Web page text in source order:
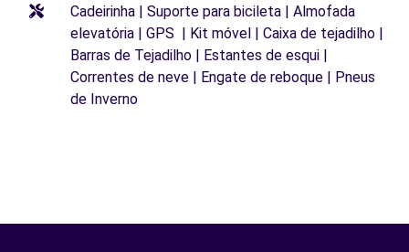
Cadeirinha | Suporte para bicileta | Almofada
elevatória | GPS | Kit móvel | Caixa de tejadilho |
Barras de Tejadilho | Estantes de esqui |
Correntes de neve | Engate de reboque | Pneus
de Inverno